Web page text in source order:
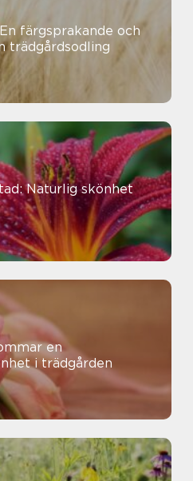
färgsprakande och
trädgårdsodling
Naturlig skönhet
en
i trädgården